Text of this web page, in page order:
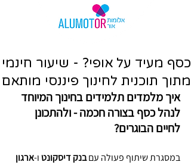
כסף מעיד על אופי? - שיעור חינמי
מתוך תוכנית לחינוך פיננסי מותאם
איך מלמדים תלמידים בחינוך המיוחד
לנהל כסף בצורה חכמה - ולהתכונן
לחיים הבוגרים?
במסגרת שיתוף פעולה עם בנק דיסקונט ו-ארגון